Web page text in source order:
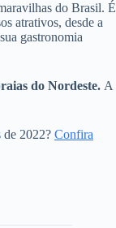
do Brasil. É
atrativos, desde a
gastronomia
do Nordeste. A
de 2022? Confira